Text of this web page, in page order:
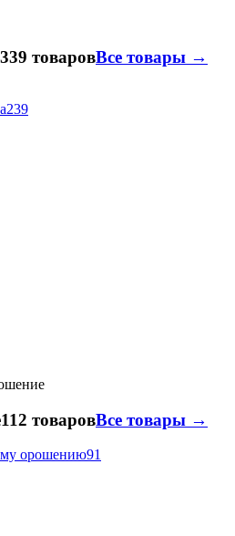
товаровВсе товары →
239
112 товаровВсе товары →
орошению91